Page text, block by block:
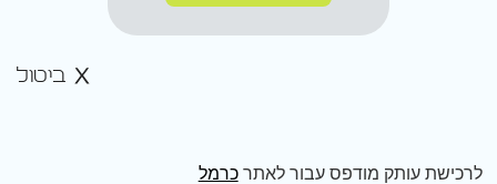
ביטול
לרכישת עותק מודפס עבור לאתרכרמל